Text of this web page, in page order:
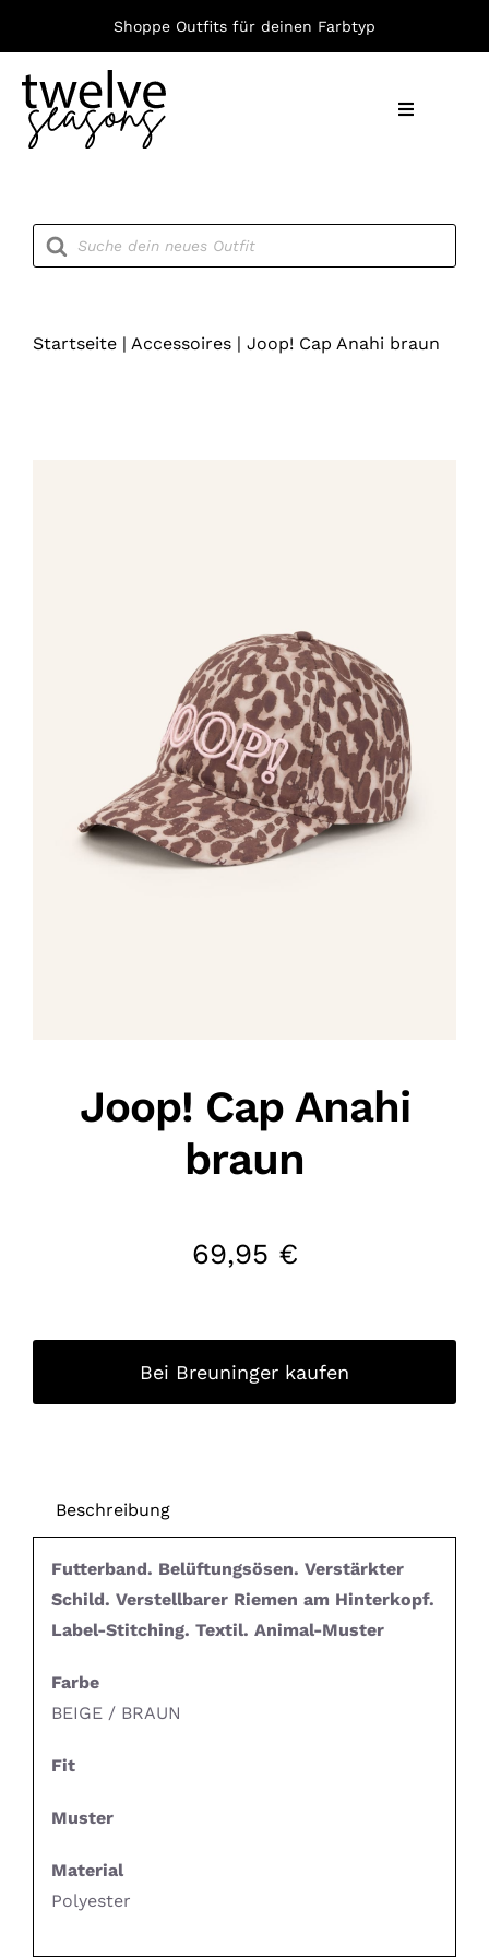
springen
Shoppe Outfits für deinen Farbtyp
Toggle
Products
search
Startseite| Accessoires| Joop! Cap Anahi braun
Joop! Cap Anahi
braun
69,95 €
Bei Breuninger kaufen
Beschreibung
Futterband. Belüftungsösen. Verstärkter
Schild. Verstellbarer Riemen am Hinterkopf.
Label-Stitching. Textil. Animal-Muster
Farbe
BEIGE / BRAUN
Fit
Muster
Material
Polyester